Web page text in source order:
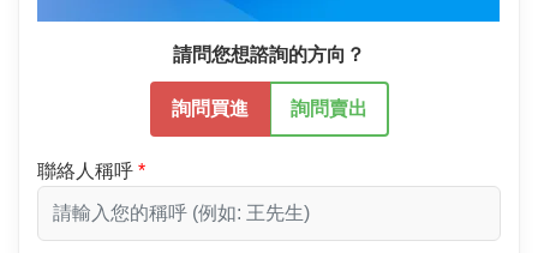
請問您想諮詢的方向？
詢問買進 詢問賣出
聯絡人稱呼